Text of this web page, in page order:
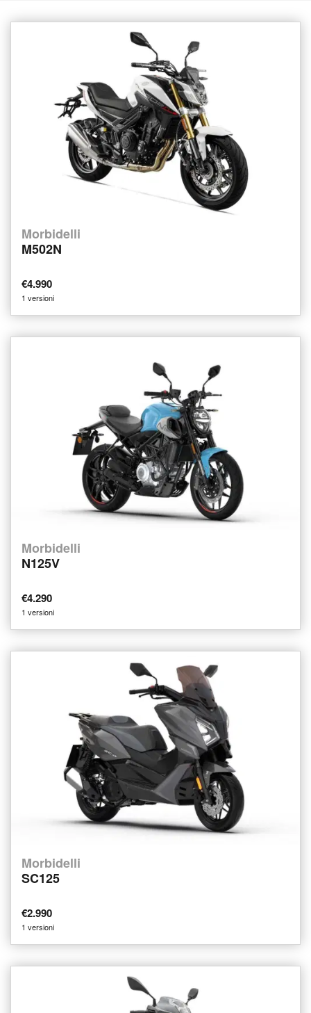
Morbidelli
M502N
€4.990
1 versioni
Morbidelli
N125V
€4.290
1 versioni
Morbidelli
SC125
€2.990
1 versioni